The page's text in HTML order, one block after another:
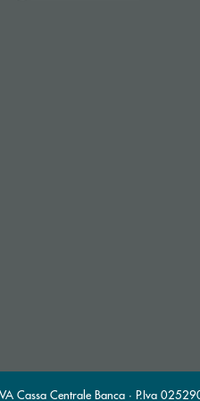
Cassa Centrale Banca · P.Iva